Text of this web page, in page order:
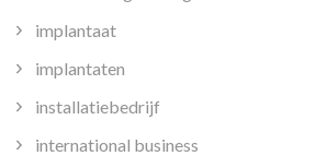
implantaat
implantaten
installatiebedrijf
international business